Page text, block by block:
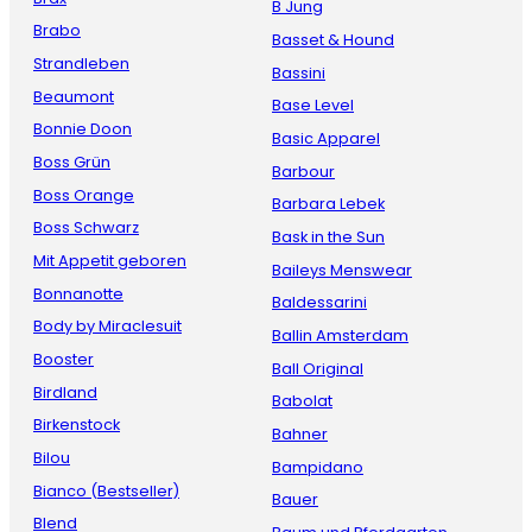
Brabo
Strandleben
Beaumont
Bonnie Doon
Boss Grün
Boss Orange
Boss Schwarz
Mit Appetit geboren
Bonnanotte
Body by Miraclesuit
Booster
Birdland
Birkenstock
Bilou
Bianco (Bestseller)
Blend
B Jung
Basset & Hound
Bassini
Base Level
Basic Apparel
Barbour
Barbara Lebek
Bask in the Sun
Baileys Menswear
Baldessarini
Ballin Amsterdam
Ball Original
Babolat
Bahner
Bampidano
Bauer